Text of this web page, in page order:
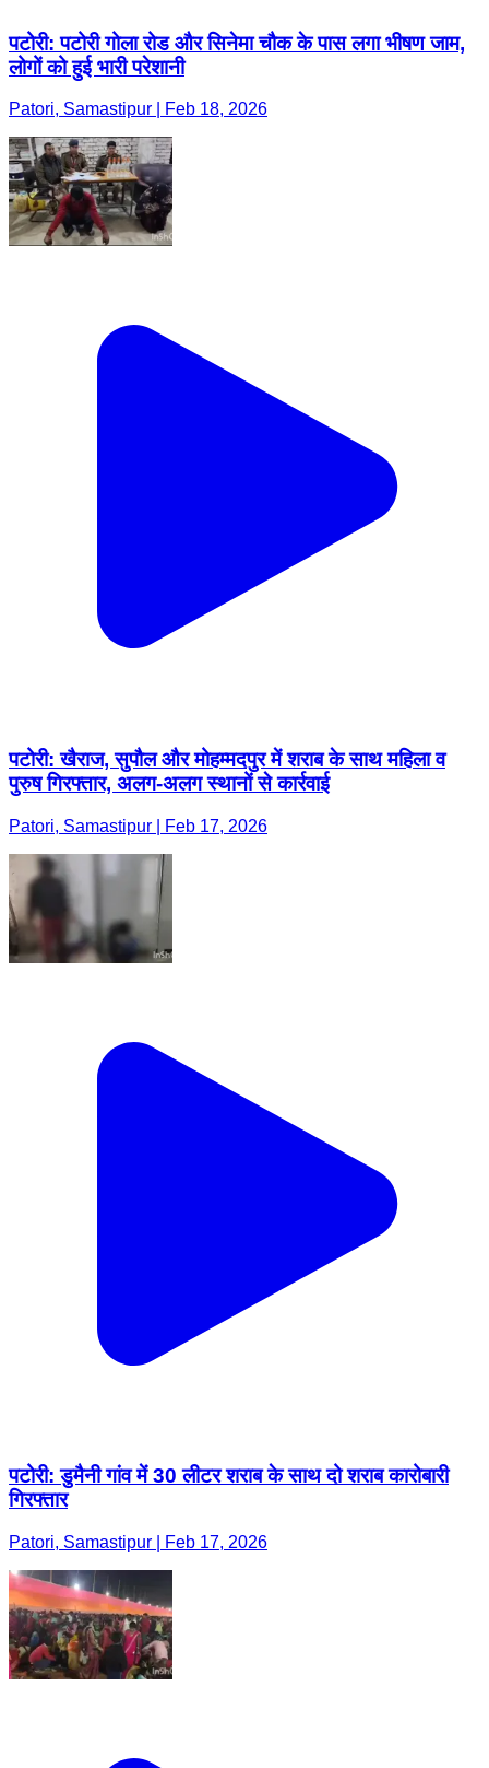
पटोरी: पटोरी गोला रोड और सिनेमा चौक के पास लगा भीषण जाम,
लोगों को हुई भारी परेशानी
Patori, Samastipur | Feb 18, 2026
पटोरी: खैराज, सुपौल और मोहम्मदपुर में शराब के साथ महिला व
पुरुष गिरफ्तार, अलग-अलग स्थानों से कार्रवाई
Patori, Samastipur | Feb 17, 2026
पटोरी: डुमैनी गांव में 30 लीटर शराब के साथ दो शराब कारोबारी
गिरफ्तार
Patori, Samastipur | Feb 17, 2026